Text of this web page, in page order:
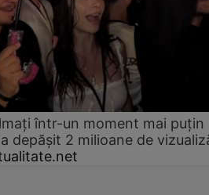
într-un moment mai puțin
depășit 2 milioane de